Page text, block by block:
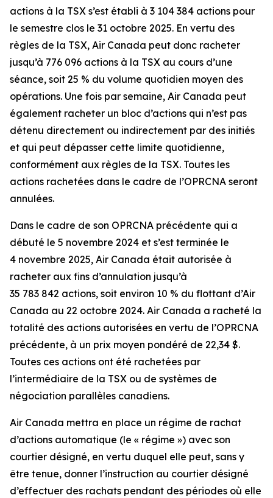
actions à la TSX s’est établi à 3 104 384 actions pour
le semestre clos le 31 octobre 2025. En vertu des
règles de la TSX, Air Canada peut donc racheter
jusqu’à 776 096 actions à la TSX au cours d’une
séance, soit 25 % du volume quotidien moyen des
opérations. Une fois par semaine, Air Canada peut
également racheter un bloc d’actions qui n’est pas
détenu directement ou indirectement par des initiés
et qui peut dépasser cette limite quotidienne,
conformément aux règles de la TSX. Toutes les
actions rachetées dans le cadre de l’OPRCNA seront
annulées.
Dans le cadre de son OPRCNA précédente qui a
débuté le 5 novembre 2024 et s’est terminée le
4 novembre 2025, Air Canada était autorisée à
racheter aux fins d’annulation jusqu’à
35 783 842 actions, soit environ 10 % du flottant d’Air
Canada au 22 octobre 2024. Air Canada a racheté la
totalité des actions autorisées en vertu de l’OPRCNA
précédente, à un prix moyen pondéré de 22,34 $.
Toutes ces actions ont été rachetées par
l’intermédiaire de la TSX ou de systèmes de
négociation parallèles canadiens.
Air Canada mettra en place un régime de rachat
d’actions automatique (le « régime ») avec son
courtier désigné, en vertu duquel elle peut, sans y
être tenue, donner l’instruction au courtier désigné
d’effectuer des rachats pendant des périodes où elle